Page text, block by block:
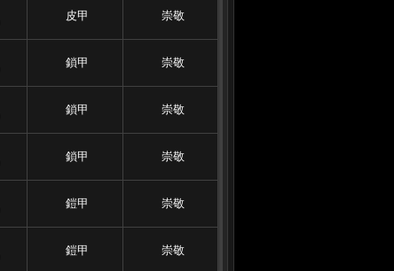
皮甲 崇敬
鎖甲 崇敬
鎖甲 崇敬
鎖甲 崇敬
鎧甲 崇敬
鎧甲 崇敬